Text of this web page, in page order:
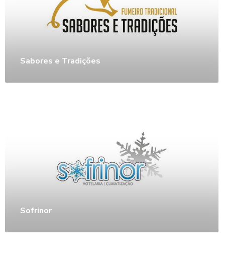
Sabores e Tradições
Sofrinor